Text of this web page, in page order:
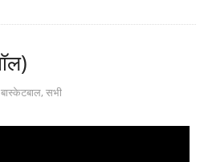
बास्केटबाल, सभी